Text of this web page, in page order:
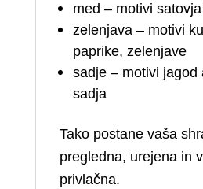
med – motivi
zelenjava – motivi
paprike, zelenjave
sadje – motivi jagod
sadja
Tako postane vaša
pregledna, urejena in
privlačna.